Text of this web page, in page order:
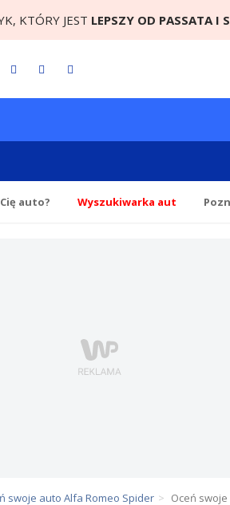
KTÓRY JEST LEPSZY OD PASSATA I
auto? Wyszukiwarka aut
swoje auto Alfa Romeo Spider Oceń